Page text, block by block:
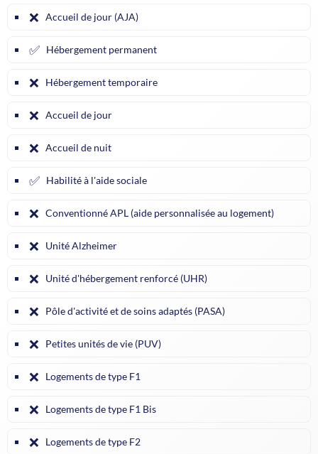
❌ Accueil de jour (AJA)
✅ Hébergement permanent
❌ Hébergement temporaire
❌ Accueil de jour
❌ Accueil de nuit
✅ Habilité à l'aide sociale
❌ Conventionné APL (aide personnalisée au logement)
❌ Unité Alzheimer
❌ Unité d'hébergement renforcé (UHR)
❌ Pôle d'activité et de soins adaptés (PASA)
❌ Petites unités de vie (PUV)
❌ Logements de type F1
❌ Logements de type F1 Bis
❌ Logements de type F2